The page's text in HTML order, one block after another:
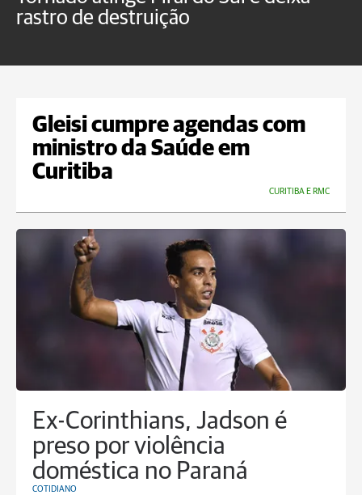
rastro de destruição
Gleisi cumpre agendas com
ministro da Saúde em
Curitiba
CURITIBA E RMC
Ex-Corinthians, Jadson é
preso por violência
doméstica no Paraná
COTIDIANO